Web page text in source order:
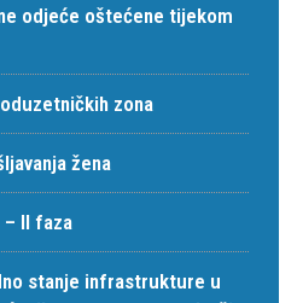
odjeće oštećene tijekom
zona
žena
– II faza
stanje infrastrukture u